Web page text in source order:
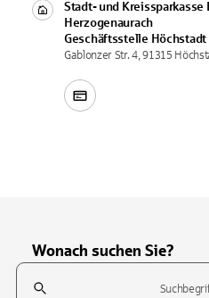
Stadt- und Kreissparkasse
Herzogenaurach
Geschäftsstelle Höchstadt
Gablonzer Str. 4, 91315
Wonach suchen Sie?
Suchfeld